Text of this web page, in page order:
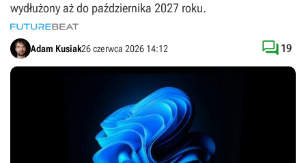
wydłużony aż do października 2027 roku.
Adam Kusiak26 czerwca 2026 14:12  19